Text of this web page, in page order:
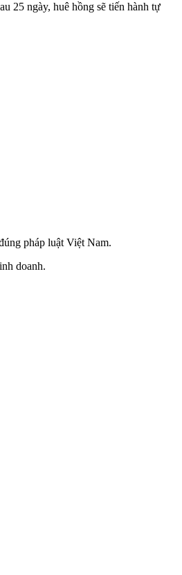
25 ngày, huê hồng sẽ tiến hành tự
pháp luật Việt Nam.
doanh.